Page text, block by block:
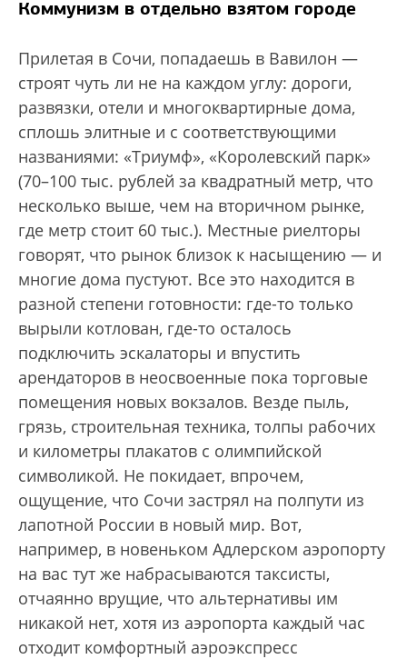
Коммунизм в отдельно взятом городе
Прилетая в Сочи, попадаешь в Вавилон —
строят чуть ли не на каждом углу: дороги,
развязки, отели и многоквартирные дома,
сплошь элитные и с соответствующими
названиями: «Триумф», «Королевский парк»
(70–100 тыс. рублей за квадратный метр, что
несколько выше, чем на вторичном рынке,
где метр стоит 60 тыс.). Местные риелторы
говорят, что рынок близок к насыщению — и
многие дома пустуют. Все это находится в
разной степени готовности: где-то только
вырыли котлован, где-то осталось
подключить эскалаторы и впустить
арендаторов в неосвоенные пока торговые
помещения новых вокзалов. Везде пыль,
грязь, строительная техника, толпы рабочих
и километры плакатов с олимпийской
символикой. Не покидает, впрочем,
ощущение, что Сочи застрял на полпути из
лапотной России в новый мир. Вот,
например, в новеньком Адлерском аэропорту
на вас тут же набрасываются таксисты,
отчаянно врущие, что альтернативы им
никакой нет, хотя из аэропорта каждый час
отходит комфортный аэроэкспресс